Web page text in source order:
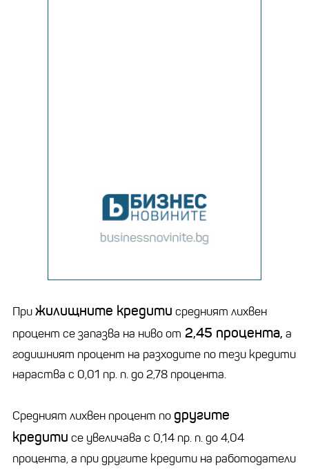
Прижилищните кредити средният лихвен
процент се запазва на ниво от 2,45 процента, а
годишният процент на разходите по тези кредити
нараства с 0,01 пр. п. до 2,78 процента.
Средният лихвен процент по другите
кредити се увеличава с 0,14 пр. п. до 4,04
процента, а при другите кредити на работодатели